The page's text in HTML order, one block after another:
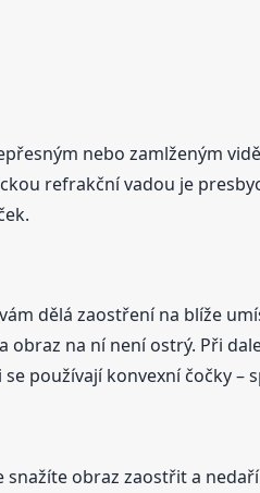
nebo zamlženým
refrakční vadou je
dělá zaostření na blíže
obraz na ní není ostrý. Při
používají konvexní čočky –
snažíte obraz zaostřit a